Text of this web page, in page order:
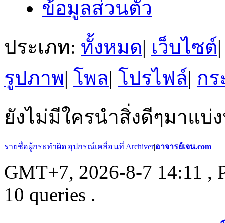
ข้อมูลส่วนตัว
ประเภท: ทั้งหมด| เว็บไซต์|
รูปภาพ| โพล| โปรไฟล์| กร
ยังไม่มีใครนำสิ่งดีๆมาแบ่
รายชื่อผู้กระทำผิด|อุปกรณ์เคลื่อนที่|Archiver|อาจารย์เจน.com
GMT+7, 2026-8-7 14:11 ,
10 queries .